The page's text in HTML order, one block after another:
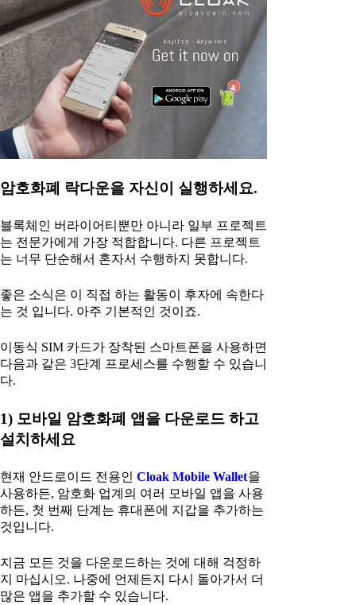
암호화폐 락다운을 자신이 실행하세요.
블록체인 버라이어티뿐만 아니라 일부 프로젝트
는 전문가에게 가장 적합합니다. 다른 프로젝트
는 너무 단순해서 혼자서 수행하지 못합니다.
좋은 소식은 이 직접 하는 활동이 후자에 속한다
는 것 입니다. 아주 기본적인 것이죠.
이동식 SIM 카드가 장착된 스마트폰을 사용하면
다음과 같은 3단계 프로세스를 수행할 수 있습니
다.
1) 모바일 암호화폐 앱을 다운로드 하고
설치하세요
현재 안드로이드 전용인 Cloak Mobile Wallet을
사용하든, 암호화 업계의 여러 모바일 앱을 사용
하든, 첫 번째 단계는 휴대폰에 지갑을 추가하는
것입니다.
지금 모든 것을 다운로드하는 것에 대해 걱정하
지 마십시오. 나중에 언제든지 다시 돌아가서 더
많은 앱을 추가할 수 있습니다.